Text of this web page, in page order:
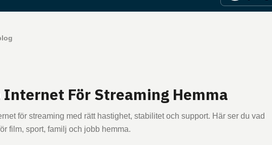
Internet För Streaming Hemma
för streaming med rätt hastighet, stabilitet och support. Här ser du vad
film, sport, familj och jobb hemma.